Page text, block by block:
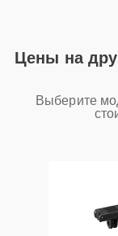
Цены на
Выберите